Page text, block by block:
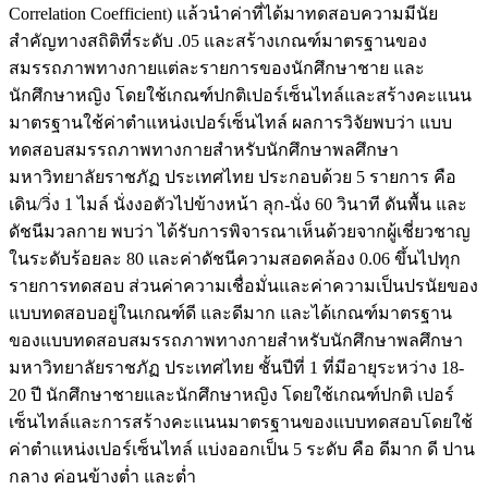
Correlation Coefficient) แล้วนำค่าที่ได้มาทดสอบความมีนัย
สำคัญทางสถิติที่ระดับ .05 และสร้างเกณฑ์มาตรฐานของ
สมรรถภาพทางกายแต่ละรายการของนักศึกษาชาย และ
นักศึกษาหญิง โดยใช้เกณฑ์ปกติเปอร์เซ็นไทล์และสร้างคะแนน
มาตรฐานใช้ค่าตำแหน่งเปอร์เซ็นไทล์ ผลการวิจัยพบว่า แบบ
ทดสอบสมรรถภาพทางกายสำหรับนักศึกษาพลศึกษา
มหาวิทยาลัยราชภัฏ ประเทศไทย ประกอบด้วย 5 รายการ คือ
เดิน/วิ่ง 1 ไมล์ นั่งงอตัวไปข้างหน้า ลุก-นั่ง 60 วินาที ดันพื้น และ
ดัชนีมวลกาย พบว่า ได้รับการพิจารณาเห็นด้วยจากผู้เชี่ยวชาญ
ในระดับร้อยละ 80 และค่าดัชนีความสอดคล้อง 0.06 ขึ้นไปทุก
รายการทดสอบ ส่วนค่าความเชื่อมั่นและค่าความเป็นปรนัยของ
แบบทดสอบอยู่ในเกณฑ์ดี และดีมาก และได้เกณฑ์มาตรฐาน
ของแบบทดสอบสมรรถภาพทางกายสำหรับนักศึกษาพลศึกษา
มหาวิทยาลัยราชภัฏ ประเทศไทย ชั้นปีที่ 1 ที่มีอายุระหว่าง 18-
20 ปี นักศึกษาชายและนักศึกษาหญิง โดยใช้เกณฑ์ปกติ เปอร์
เซ็นไทล์และการสร้างคะแนนมาตรฐานของแบบทดสอบโดยใช้
ค่าตำแหน่งเปอร์เซ็นไทล์ แบ่งออกเป็น 5 ระดับ คือ ดีมาก ดี ปาน
กลาง ค่อนข้างต่ำ และต่ำ